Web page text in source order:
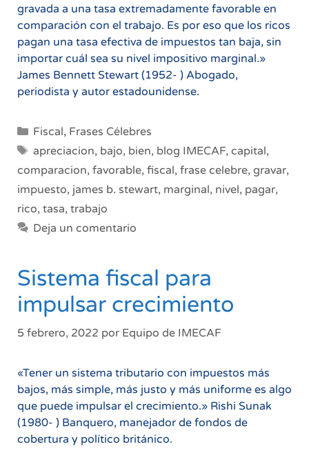
gravada a una tasa extremadamente favorable en
comparación con el trabajo. Es por eso que los ricos
pagan una tasa efectiva de impuestos tan baja, sin
importar cuál sea su nivel impositivo marginal.»
James Bennett Stewart (1952- ) Abogado,
periodista y autor estadounidense.
Categorías
Fiscal, Frases Célebres
Etiquetas
apreciacion, bajo, bien, blog IMECAF, capital,
comparacion, favorable, fiscal, frase celebre, gravar,
impuesto, james b. stewart, marginal, nivel, pagar,
rico, tasa, trabajo
Deja un comentario
Sistema fiscal para
impulsar crecimiento
5 febrero, 2022 por Equipo de IMECAF
«Tener un sistema tributario con impuestos más
bajos, más simple, más justo y más uniforme es algo
que puede impulsar el crecimiento.» Rishi Sunak
(1980- ) Banquero, manejador de fondos de
cobertura y político británico.